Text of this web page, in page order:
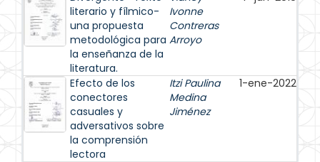
literario y fílmico-
una propuesta
metodológica para
la enseñanza de la
literatura.
Ivonne
Contreras
Arroyo
Efecto de los
conectores
casuales y
adversativos sobre
la comprensión
lectora
Itzi Paulina
Medina
Jiménez
1-ene-2022